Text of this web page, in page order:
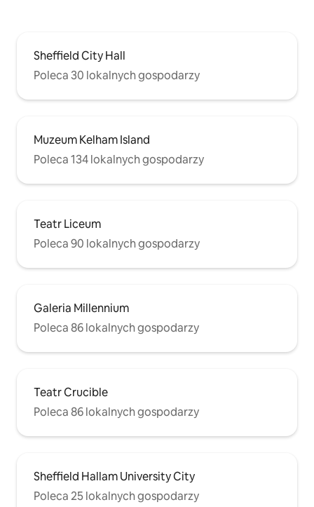
Sheffield City Hall
Poleca 30 lokalnych gospodarzy
Muzeum Kelham Island
Poleca 134 lokalnych gospodarzy
Teatr Liceum
Poleca 90 lokalnych gospodarzy
Galeria Millennium
Poleca 86 lokalnych gospodarzy
Teatr Crucible
Poleca 86 lokalnych gospodarzy
Sheffield Hallam University City
Poleca 25 lokalnych gospodarzy